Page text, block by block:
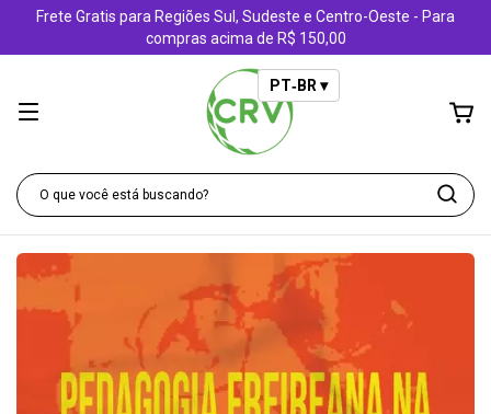
Frete Gratis para Regiões Sul, Sudeste e Centro-Oeste - Para
compras acima de R$ 150,00
PT‑BR ▾